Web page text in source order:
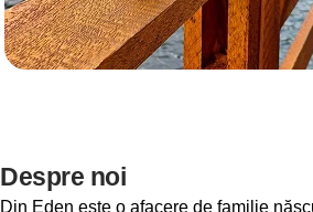
Despre noi
Din Eden este o afacere de familie